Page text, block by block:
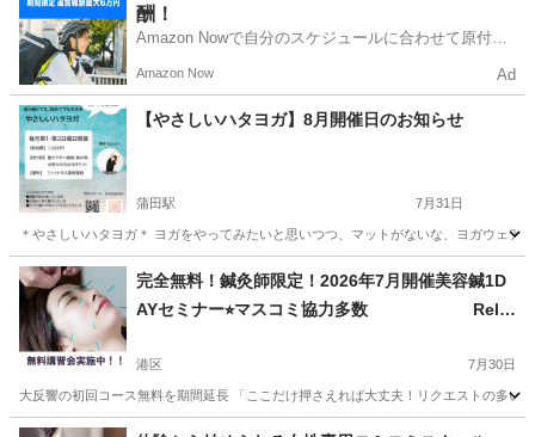
酬！
Amazon Nowで自分のスケジュールに合わせて原付や
う！
Amazon Now Ad
【やさしいハタヨガ】8月開催日のお知らせ
蒲田駅 7月31日
＊やさしいハタヨガ＊ ヨガをやってみたいと思いつつ、マットがないな、ヨガウェ
東京 大田区 蒲田駅 その他 ハタヨガ
完全無料！鍼灸師限定！2026年7月開催美容鍼1D
AYセミナー⭐︎マスコミ協力多数 Relie
港区 7月30日
大反響の初回コース無料を期間延長 「ここだけ押さえれば大丈夫！リクエストの多
東京 港区 マッサージ 小顔